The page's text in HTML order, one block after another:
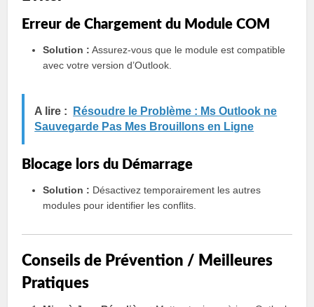
Erreur de Chargement du Module COM
Solution : Assurez-vous que le module est compatible
avec votre version d’Outlook.
A lire :
Résoudre le Problème : Ms Outlook ne
Sauvegarde Pas Mes Brouillons en Ligne
Blocage lors du Démarrage
Solution : Désactivez temporairement les autres
modules pour identifier les conflits.
Conseils de Prévention / Meilleures
Pratiques